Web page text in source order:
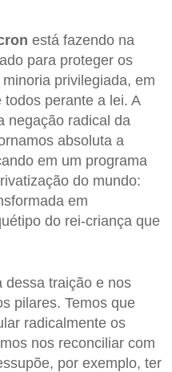
está fazendo na
para proteger os
privilegiada, em
perante a lei. A
negação radical da
absoluta a
em um programa
do mundo:
em
do rei-criança que
dessa traição e nos
pilares. Temos que
radicalmente os
nos reconciliar com
por exemplo, ter